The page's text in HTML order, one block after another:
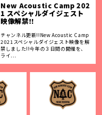
New Acoustic Camp 202
1 スペシャルダイジェスト
映像解禁!!
チャンネル更新!!New Acoustic Camp
2021スペシャルダイジェスト映像を解
禁しました!!今年の３日間の開催を、
ライ...